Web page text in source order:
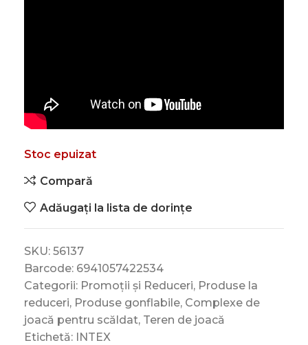
Stoc epuizat
Compară
Adăugați la lista de dorințe
SKU: 56137
Barcode: 6941057422534
Categorii: Promoții și Reduceri, Produse la
reduceri, Produse gonflabile, Complexe de
joacă pentru scăldat, Teren de joacă
Etichetă:
INTEX